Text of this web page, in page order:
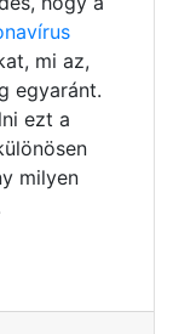
mi az,
egyaránt.
ezt a
milyen